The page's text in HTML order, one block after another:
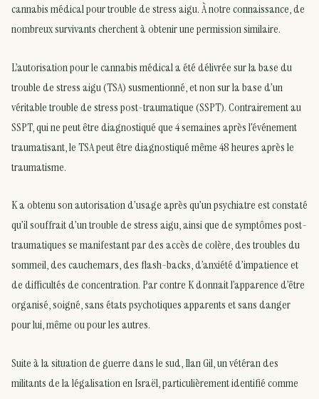
cannabis médical pour trouble de stress aigu. À notreconnaissance, de
nombreux survivants cherchent à obtenir une permission similaire.
L’autorisation pour le cannabis médical a été délivrée sur la base du
trouble de stress aigu (TSA) susmentionné, et non sur la base d’un
véritable trouble de stress post-traumatique (SSPT). Contrairement au
SSPT, qui ne peut être diagnostiqué que 4 semaines après l’événement
traumatisant, le TSA peut être diagnostiqué même 48 heures après le
traumatisme.
K a obtenu son autorisation d’usage après qu’un psychiatre est constaté
qu’il souffrait d’un trouble de stress aigu, ainsi que de symptômes post-
traumatiques se manifestant par des accès de colère, des troubles du
sommeil, des cauchemars, des flash-backs, d’anxiété d’impatience et
de difficultés de concentration. Par contre K donnait l’apparence d’être
organisé, soigné, sans états psychotiques apparents et sans danger
pour lui, même ou pour les autres.
Suite à la situation de guerre dans le sud, Ilan Gil, un vétéran des
militants de la légalisation en Israël, particulièrement identifié comme